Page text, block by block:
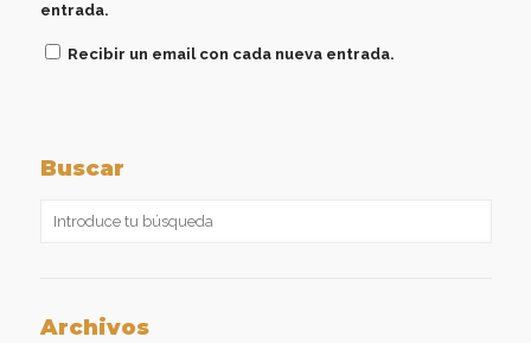
entrada.
Recibir un email con cada nueva entrada.
Buscar
Archivos